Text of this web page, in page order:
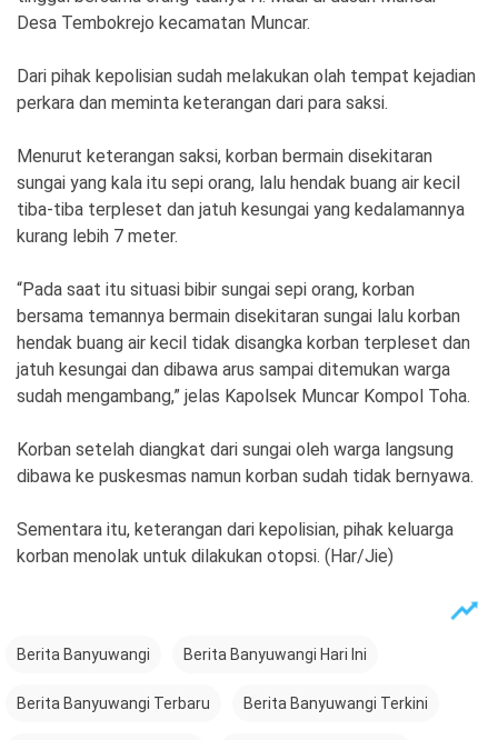
Ekonomi Olahraga
Indeks Birokrasi
Copyright
2026
News
All
Reserve
Desa Tembokrejo kecamatan Muncar.
Dari pihak kepolisian sudah melakukan olah tempat kejadian
perkara dan meminta keterangan dari para saksi.
Menurut keterangan saksi, korban bermain disekitaran
sungai yang kala itu sepi orang, lalu hendak buang air kecil
tiba-tiba terpleset dan jatuh kesungai yang kedalamannya
kurang lebih 7 meter.
“Pada saat itu situasi bibir sungai sepi orang, korban
bersama temannya bermain disekitaran sungai lalu korban
hendak buang air kecil tidak disangka korban terpleset dan
jatuh kesungai dan dibawa arus sampai ditemukan warga
sudah mengambang,” jelas Kapolsek Muncar Kompol Toha.
Korban setelah diangkat dari sungai oleh warga langsung
dibawa ke puskesmas namun korban sudah tidak bernyawa.
Sementara itu, keterangan dari kepolisian, pihak keluarga
korban menolak untuk dilakukan otopsi. (Har/Jie)
Berita Banyuwangi Berita Banyuwangi Hari Ini
Berita Banyuwangi Terbaru Berita Banyuwangi Terkini